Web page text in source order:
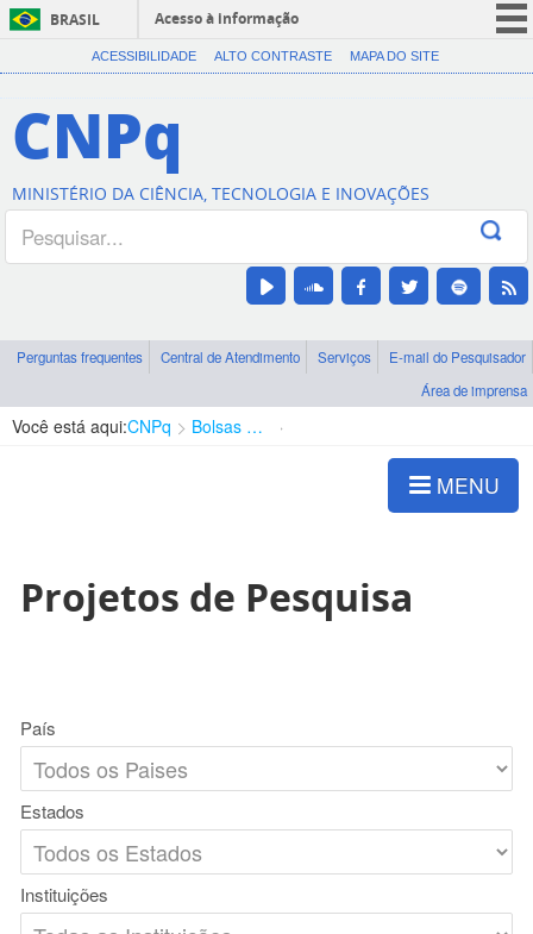
BRASIL
Acesso à informação
CORONAVÍRUS (COVID-19)
Canais
ACESSIBILIDADE ALTO CONTRASTE MAPA DO SITE
CNPq
MINISTÉRIO DA CIÊNCIA, TECNOLOGIA E INOVAÇÕES
Perguntas frequentes Central de Atendimento Serviços
E-mail do Pesquisador
Área de imprensa
Você está aqui:CNPq Bolsas e Auxílios Vigentes
MENU
Projetos de Pesquisa
País
Estados
Instituições